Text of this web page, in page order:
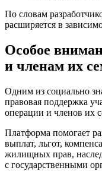
По словам
расширяется в
Особое
и членам их
Одним из социально
правовая поддержка
операции и членов их
Платформа помогает
выплат, льгот,
жилищных прав,
с государственными